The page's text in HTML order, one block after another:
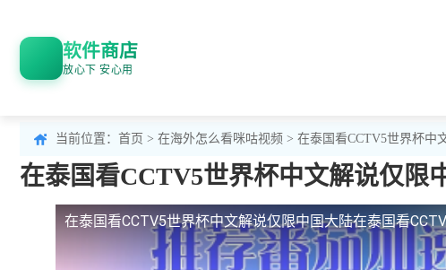
软件商店
放心下 安心用
当前位置： 首页 > 在海外怎么看咪咕视频 > 在泰国看CCTV5世界杯中
在泰国看CCTV5世界杯中文解说仅限
在泰国看CCTV5世界杯中文解说仅限中国大陆在泰国看